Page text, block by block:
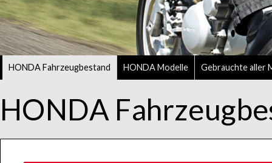
HONDA Fahrzeugbestand HONDA Modelle Gebrauchte aller
HONDA